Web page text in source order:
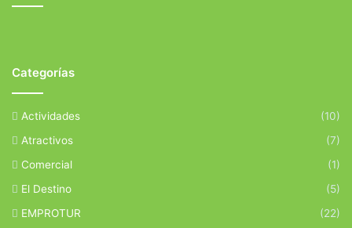
Categorías
Actividades
(10)
Atractivos
(7)
Comercial
(1)
El Destino
(5)
EMPROTUR
(22)